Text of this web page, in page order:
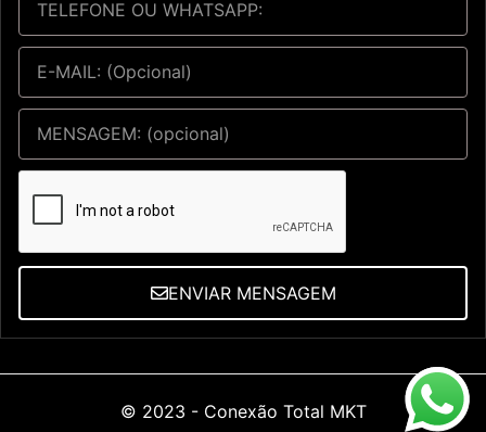
ENVIAR MENSAGEM
© 2023 - Conexão Total MKT